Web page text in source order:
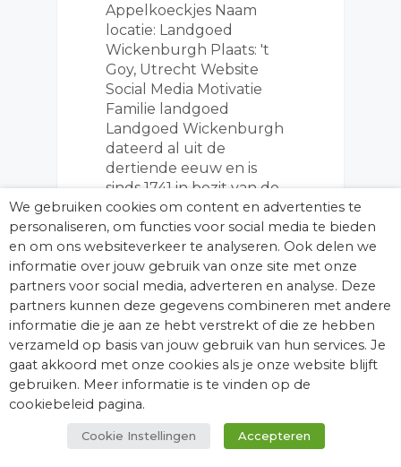
Appelkoeckjes Naam
locatie: Landgoed
Wickenburgh Plaats: 't
Goy, Utrecht Website
Social Media Motivatie
Familie landgoed
Landgoed Wickenburgh
dateerd al uit de
dertiende eeuw en is
sinds 1741 in bezit van de
familie Wttewaall. Het was
een buitenplaats, waar…
KASTEELRECEPTEN
We gebruiken cookies om content en advertenties te
personaliseren, om functies voor social media te bieden
en om ons websiteverkeer te analyseren. Ook delen we
informatie over jouw gebruik van onze site met onze
partners voor social media, adverteren en analyse. Deze
partners kunnen deze gegevens combineren met andere
informatie die je aan ze hebt verstrekt of die ze hebben
verzameld op basis van jouw gebruik van hun services. Je
gaat akkoord met onze cookies als je onze website blijft
gebruiken. Meer informatie is te vinden op de
cookiebeleid pagina.
Cookie Instellingen Accepteren